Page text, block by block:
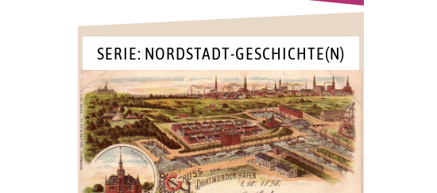
SERIE: NORDSTADT-GESCHICHTE(N)